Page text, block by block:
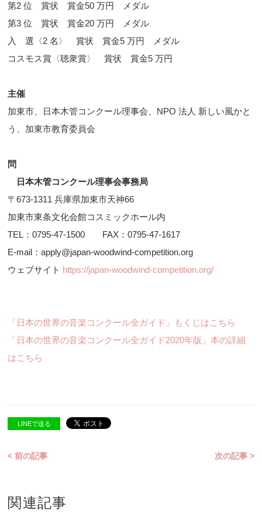
第2 位 賞状 賞金50 万円 メダル
第3 位 賞状 賞金20 万円 メダル
入 選〈2 名〉 賞状 賞金5 万円 メダル
コスモス賞〈聴衆賞〉 賞状 賞金5 万円
主催
加東市、日本木管コンクール理事会、NPO 法人 新しい風かと
う、加東市教育委員会
問
日本木管コンクール理事会事務局
〒673-1311 兵庫県加東市天神66
加東市東条文化会館コスミックホール内
TEL：0795-47-1500 FAX：0795-47-1617
E-mail：apply@japan-woodwind-competition.org
ウェブサイト https://japan-woodwind-competition.org/
「日本の世界の音楽コンクール全ガイド」もくじはこちら
「日本の世界の音楽コンクール全ガイド2020年版」本の詳細
はこちら
LINEで送る
< 前の記事 次の記事 >
関連記事